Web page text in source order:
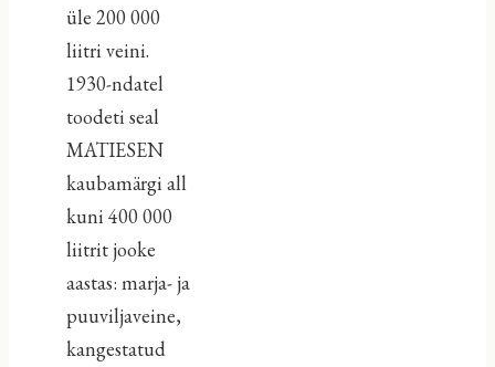
üle 200 000
liitri veini.
1930-ndatel
toodeti seal
MATIESEN
kaubamärgi all
kuni 400 000
liitrit jooke
aastas: marja- ja
puuviljaveine,
kangestatud